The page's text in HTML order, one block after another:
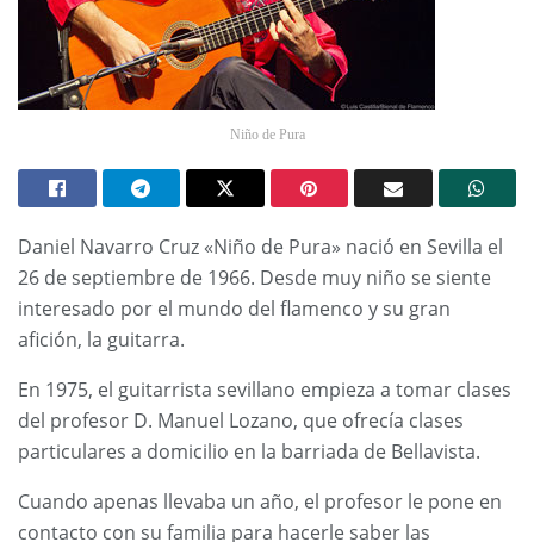
Niño de Pura
Daniel Navarro Cruz «Niño de Pura» nació en Sevilla el
26 de septiembre de 1966. Desde muy niño se siente
interesado por el mundo del flamenco y su gran
afición, la guitarra.
En 1975, el guitarrista sevillano empieza a tomar clases
del profesor D. Manuel Lozano, que ofrecía clases
particulares a domicilio en la barriada de Bellavista.
Cuando apenas llevaba un año, el profesor le pone en
contacto con su familia para hacerle saber las